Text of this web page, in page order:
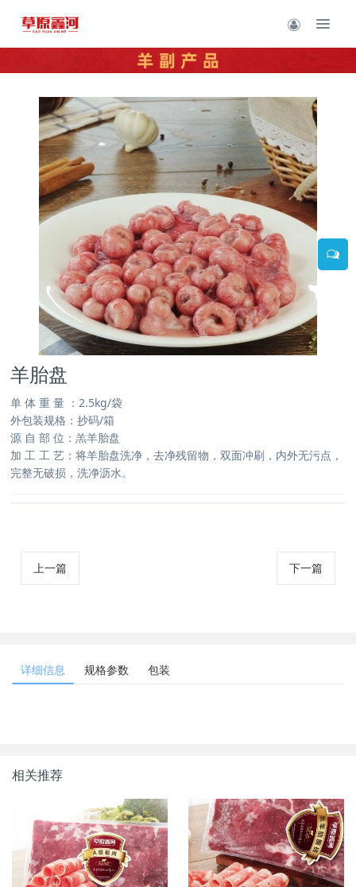
羊胎盘
单 体 重 量 ：2.5kg/袋
外包装规格：抄码/箱
源 自 部 位：羔羊胎盘
加 工 工 艺：将羊胎盘洗净，去净残留物，双面冲刷，内外无污点，
完整无破损，洗净沥水。
上一篇 下一篇
详细信息 规格参数 包装
相关推荐